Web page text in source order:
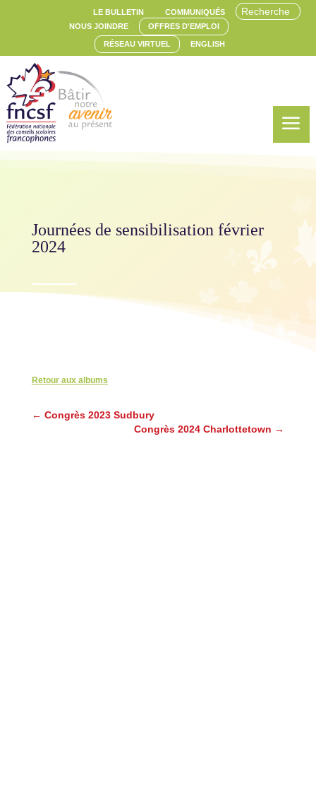
LE BULLETIN
COMMUNIQUÉS
NOUS JOINDRE
OFFRES D'EMPLOI
RÉSEAU VIRTUEL ENGLISH
a
Journées de sensibilisation février
2024
Retour aux albums
← Congrès 2023 Sudbury
Congrès 2024 Charlottetown →